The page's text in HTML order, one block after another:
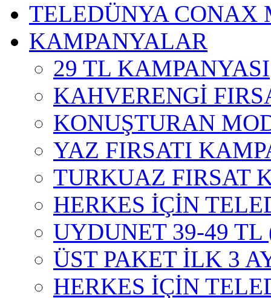
TELEDÜNYA CONAX
KAMPANYALAR
29 TL KAMPANYASI
KAHVERENGİ
KONUŞTURAN
YAZ FIRSATI
TURKUAZ FIRSAT
HERKES İÇİN
UYDUNET 39-49
ÜST PAKET İLK 3
HERKES İÇİN